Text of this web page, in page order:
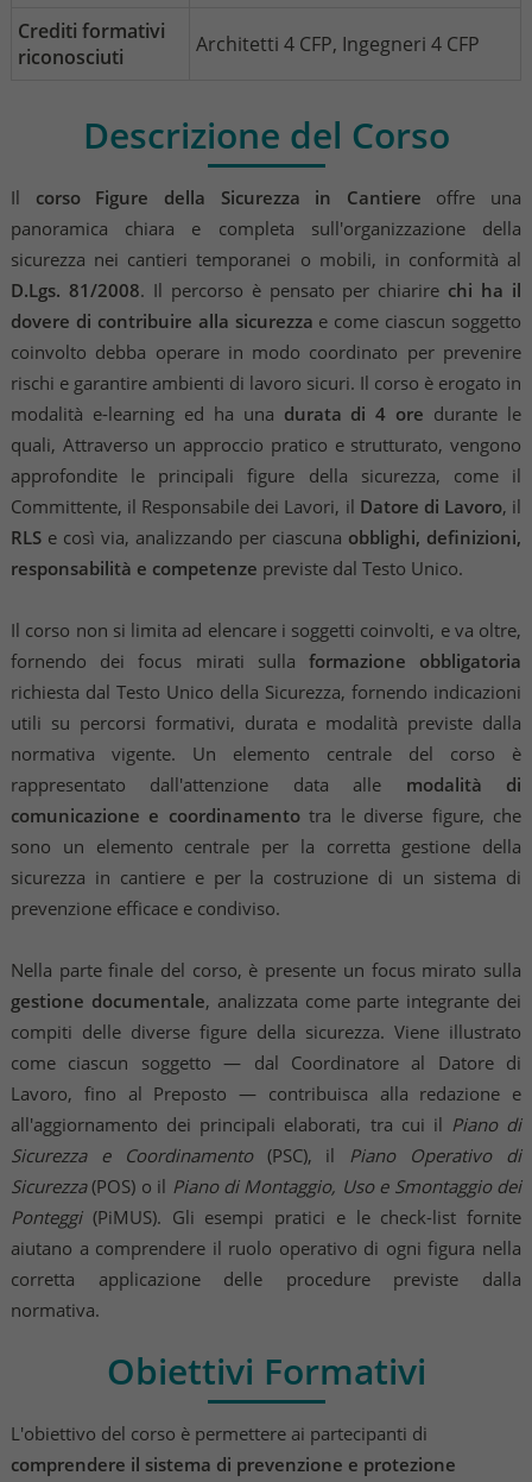
Crediti formativi
riconosciuti
Architetti 4 CFP, Ingegneri 4 CFP
Descrizione del Corso
Il corso Figure della Sicurezza in Cantiere offre una
panoramica chiara e completa sull'organizzazione della
sicurezza nei cantieri temporanei o mobili, in conformità al
D.Lgs. 81/2008. Il percorso è pensato per chiarire chi ha il
dovere di contribuire alla sicurezza e come ciascun soggetto
coinvolto debba operare in modo coordinato per prevenire
rischi e garantire ambienti di lavoro sicuri. Il corso è erogato in
modalità e-learning ed ha una durata di 4 ore durante le
quali, Attraverso un approccio pratico e strutturato, vengono
approfondite le principali figure della sicurezza, come il
Committente, il Responsabile dei Lavori, il Datore di Lavoro, il
RLS e così via, analizzando per ciascuna obblighi, definizioni,
responsabilità e competenze previste dal Testo Unico.
Il corso non si limita ad elencare i soggetti coinvolti, e va oltre,
fornendo dei focus mirati sulla formazione obbligatoria
richiesta dal Testo Unico della Sicurezza, fornendo indicazioni
utili su percorsi formativi, durata e modalità previste dalla
normativa vigente. Un elemento centrale del corso è
rappresentato dall'attenzione data alle modalità di
comunicazione e coordinamentotra le diverse figure, che
sono un elemento centrale per la corretta gestione della
sicurezza in cantiere e per la costruzione di un sistema di
prevenzione efficace e condiviso.
Nella parte finale del corso, è presente un focus mirato sulla
gestione documentale, analizzata come parte integrante dei
compiti delle diverse figure della sicurezza. Viene illustrato
come ciascun soggetto — dal Coordinatore al Datore di
Lavoro, fino al Preposto — contribuisca alla redazione e
all'aggiornamento dei principali elaborati, tra cui il Piano di
Sicurezza e Coordinamento(PSC), il Piano Operativo di
Sicurezza(POS) o il Piano di Montaggio, Uso e Smontaggio dei
Ponteggi(PiMUS). Gli esempi pratici e le check-list fornite
aiutano a comprendere il ruolo operativo di ogni figura nella
corretta applicazione delle procedure previste dalla
normativa.
Obiettivi Formativi
L'obiettivo del corso è permettere ai partecipanti di
comprendere il sistema di prevenzione e protezione